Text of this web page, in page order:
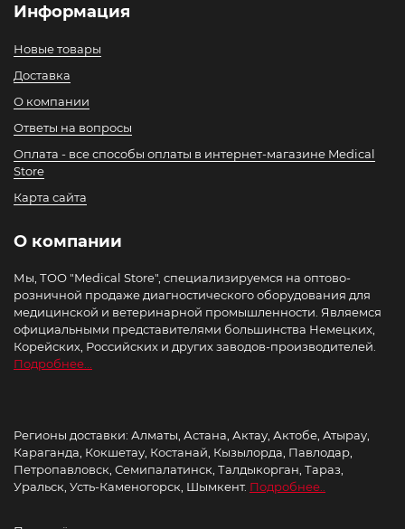
Информация
Новые товары
Доставка
О компании
Ответы на вопросы
Оплата - все способы оплаты в интернет-магазине Medical
Store
Карта сайта
О компании
Мы, ТОО "Medical Store", специализируемся на оптово-
розничной продаже диагностического оборудования для
медицинской и ветеринарной промышленности. Являемся
официальными представителями большинства Немецких,
Корейских, Российских и других заводов-производителей.
Подробнее...
Регионы доставки: Алматы, Астана, Актау, Актобе, Атырау,
Караганда, Кокшетау, Костанай, Кызылорда, Павлодар,
Петропавловск, Семипалатинск, Талдыкорган, Тараз,
Уральск, Усть-Каменогорск, Шымкент. Подробнее..